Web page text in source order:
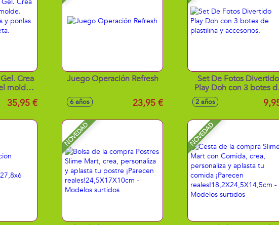
Crea
molde.
uñas y
luz
35,95 €
Juego Operación Refresh
6 años 23,95 €
Set De Fotos Divertido
Play Doh con 3 botes
plastilina y accesorios.
2 años
NOVEDAD NOVEDAD